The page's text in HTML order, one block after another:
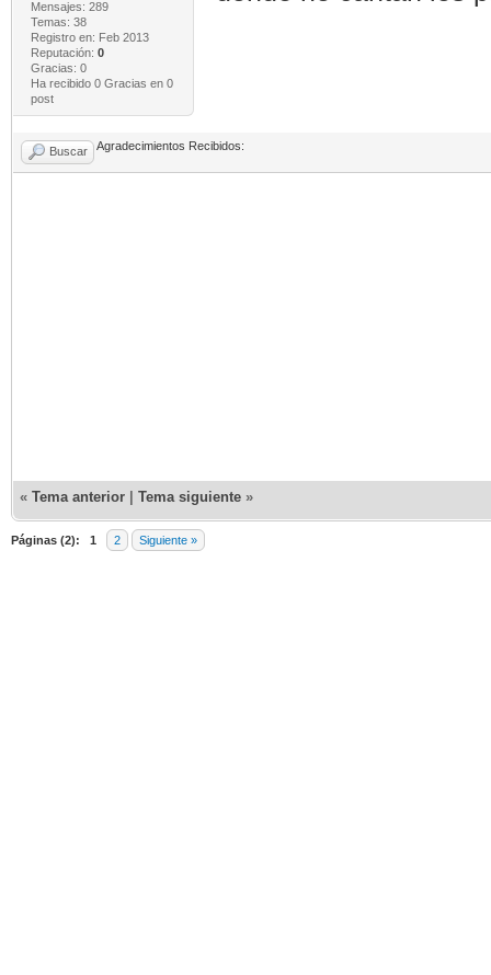
Mensajes: 289
Temas: 38
Registro en: Feb 2013
Reputación: 0
Gracias: 0
Ha recibido 0 Gracias en 0
post
Buscar Agradecimientos Recibidos:
« Tema anterior Tema siguiente »
Páginas (2): 1 2 Siguiente »